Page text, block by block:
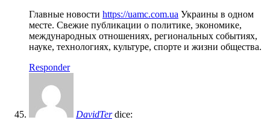
Главные новости https://uamc.com.ua Украины в одном
месте. Свежие публикации о политике, экономике,
международных отношениях, региональных событиях,
науке, технологиях, культуре, спорте и жизни общества.
Responder
DavidTer dice: